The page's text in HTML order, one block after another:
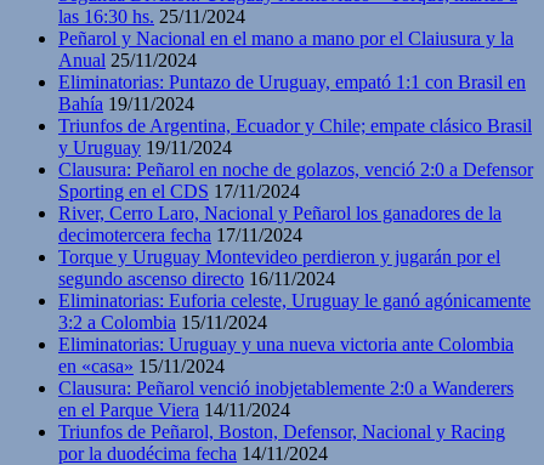
las 16:30 hs. 25/11/2024
Peñarol y Nacional en el mano a mano por el Claiusura y la
Anual 25/11/2024
Eliminatorias: Puntazo de Uruguay, empató 1:1 con Brasil en
Bahía 19/11/2024
Triunfos de Argentina, Ecuador y Chile; empate clásico Brasil
y Uruguay 19/11/2024
Clausura: Peñarol en noche de golazos, venció 2:0 a Defensor
Sporting en el CDS 17/11/2024
River, Cerro Laro, Nacional y Peñarol los ganadores de la
decimotercera fecha 17/11/2024
Torque y Uruguay Montevideo perdieron y jugarán por el
segundo ascenso directo 16/11/2024
Eliminatorias: Euforia celeste, Uruguay le ganó agónicamente
3:2 a Colombia 15/11/2024
Eliminatorias: Uruguay y una nueva victoria ante Colombia
en «casa» 15/11/2024
Clausura: Peñarol venció inobjetablemente 2:0 a Wanderers
en el Parque Viera 14/11/2024
Triunfos de Peñarol, Boston, Defensor, Nacional y Racing
por la duodécima fecha 14/11/2024